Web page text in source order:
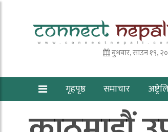
बुधबार, साउन १९,
गृहपृष्ठ समाचार